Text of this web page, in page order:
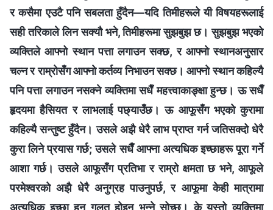
र कसैमा एउटै पनि सबलता हुँदैन—यदि तिमीहरूले यी विषयहरूलाई
सही तरिकाले लिन सक्यौ भने, तिमीहरूमा सुझबुझ छ। सुझबुझ भएको
व्यक्तिले आफ्नो स्थान पत्ता लगाउन सक्छ, र आफ्नो स्थानअनुसार
चल्न र राम्रोसँग आफ्नो कर्तव्य निभाउन सक्छ। आफ्‍नो स्थान कहिल्यै
पनि पत्ता लगाउन नसक्‍ने व्यक्तिमा सधैँ महत्त्वाकाङ्क्षा हुन्छ। ऊ सधैँ
हृदयमा हैसियत र लाभलाई पछ्याउँछ। ऊ आफूसँग भएको कुरामा
कहिल्यै सन्तुष्ट हुँदैन। उसले अझै धेरै लाभ प्राप्त गर्न जतिसक्दो धेरै
कुरा लिने प्रयास गर्छ; उसले सधैँ आफ्‍ना अत्यधिक इच्छाहरू पूरा गर्ने
आशा गर्छ। उसले आफूसँग प्रतिभा र राम्रो क्षमता छ भने, आफूले
परमेश्‍वरको अझै धेरै अनुग्रह पाउनुपर्छ, र आफूमा केही मात्रामा
अत्यधिक इच्‍छा हुनु गलत होइन भन्‍ने सोच्छ। के यस्तो व्यक्तिमा